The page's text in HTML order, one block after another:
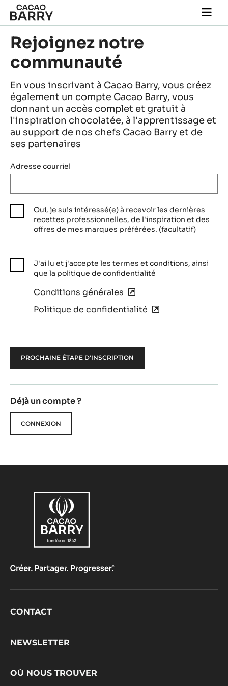
Skip to main content
main
Rejoignez notre
communauté
En vous inscrivant à Cacao Barry, vous créez
également un compte Cacao Barry, vous
donnant un accès complet et gratuit à
l'inspiration chocolatée, à l'apprentissage et
au support de nos chefs Cacao Barry et de
ses partenaires
Adresse courriel
Oui, je suis intéressé(e) à recevoir les dernières
recettes professionnelles, de l'inspiration et des
offres de mes marques préférées. (facultatif)
J'ai lu et j'accepte les termes et conditions, ainsi
que la politique de confidentialité
Conditions générales (opens
in
a
Politique de confidentialité (opens
Déjà un compte ?
CONNEXION
Footer
CONTACT
NEWSLETTER
OÙ NOUS TROUVER